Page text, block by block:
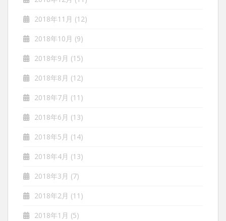
2018年11月 (12)
2018年10月 (9)
2018年9月 (15)
2018年8月 (12)
2018年7月 (11)
2018年6月 (13)
2018年5月 (14)
2018年4月 (13)
2018年3月 (7)
2018年2月 (11)
2018年1月 (5)